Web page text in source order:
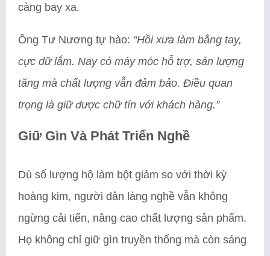
càng bay xa.
Ông Tư Nương tự hào: “Hồi xưa làm bằng tay,
cực dữ lắm. Nay có máy móc hỗ trợ, sản lượng
tăng mà chất lượng vẫn đảm bảo. Điều quan
trọng là giữ được chữ tín với khách hàng.”
Giữ Gìn Và Phát Triển Nghề
Dù số lượng hộ làm bột giảm so với thời kỳ
hoàng kim, người dân làng nghề vẫn không
ngừng cải tiến, nâng cao chất lượng sản phẩm.
Họ không chỉ giữ gìn truyền thống mà còn sáng